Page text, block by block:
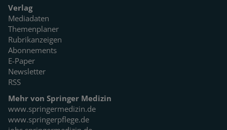
Verlag
Mediadaten
Themenplaner
Rubrikanzeigen
Abonnements
E-Paper
Newsletter
RSS
Mehr von Springer Medizin
www.springermedizin.de
www.springerpflege.de